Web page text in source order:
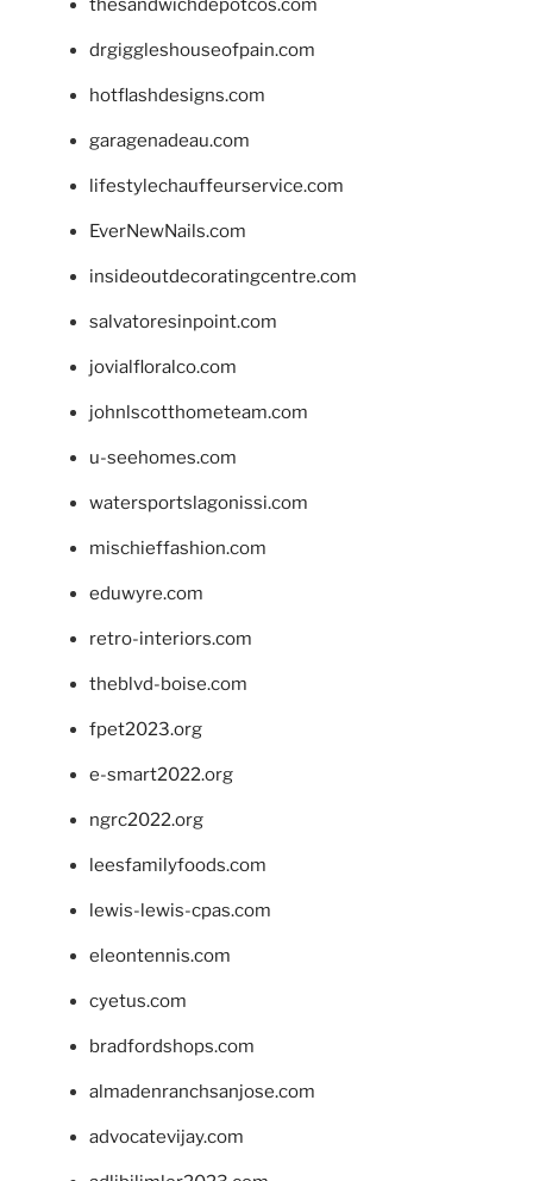
thesandwichdepotcos.com
drgiggleshouseofpain.com
hotflashdesigns.com
garagenadeau.com
lifestylechauffeurservice.com
EverNewNails.com
insideoutdecoratingcentre.com
salvatoresinpoint.com
jovialfloralco.com
johnlscotthometeam.com
u-seehomes.com
watersportslagonissi.com
mischieffashion.com
eduwyre.com
retro-interiors.com
theblvd-boise.com
fpet2023.org
e-smart2022.org
ngrc2022.org
leesfamilyfoods.com
lewis-lewis-cpas.com
eleontennis.com
cyetus.com
bradfordshops.com
almadenranchsanjose.com
advocatevijay.com